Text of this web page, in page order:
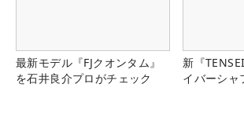
最新モデル『FJクオンタム』
を石井良介プロがチェック
新『
イバーシャ